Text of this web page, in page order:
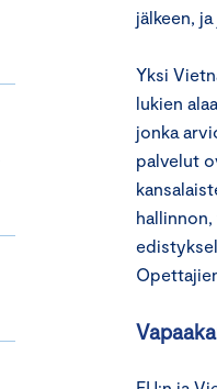
jälkeen,
Yksi
lukien
jonka
palvelut